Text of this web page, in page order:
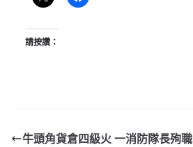
請按讚：
牛頭角貨倉四級火 一消防隊長殉職